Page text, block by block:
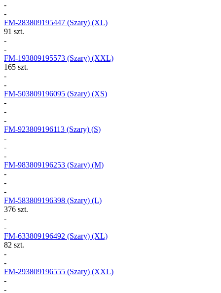
-
-
FM-283809195447 (Szary) (XL)
91 szt.
-
-
FM-193809195573 (Szary) (XXL)
165 szt.
-
-
FM-503809196095 (Szary) (XS)
-
-
-
FM-923809196113 (Szary) (S)
-
-
-
FM-983809196253 (Szary) (M)
-
-
-
FM-583809196398 (Szary) (L)
376 szt.
-
-
FM-633809196492 (Szary) (XL)
82 szt.
-
-
FM-293809196555 (Szary) (XXL)
-
-